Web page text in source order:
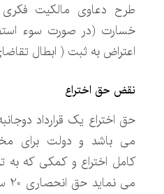
طرح دعاوی مالکیت
خسارت (در صورت سوء
اعتراض به ثبت ( ابطال
نقض حق اختراع
حق اختراع یک قرارداد
می باشد و دولت برای
کامل اختراع و کمکی که